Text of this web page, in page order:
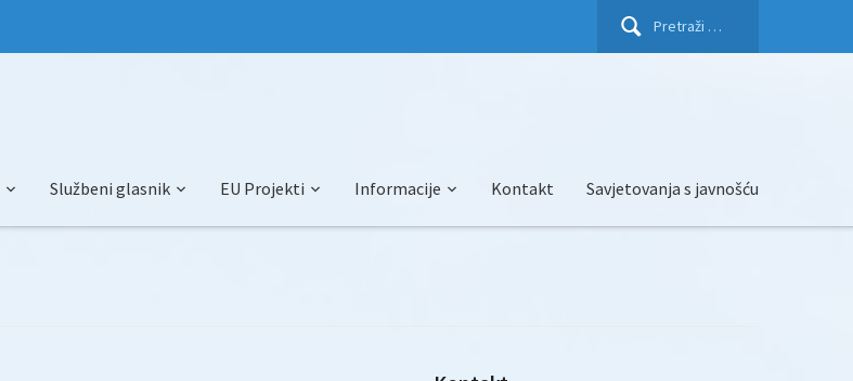
Pretraži:
Službeni glasnik EU Projekti Informacije Kontakt Savjetovanja s javnošću